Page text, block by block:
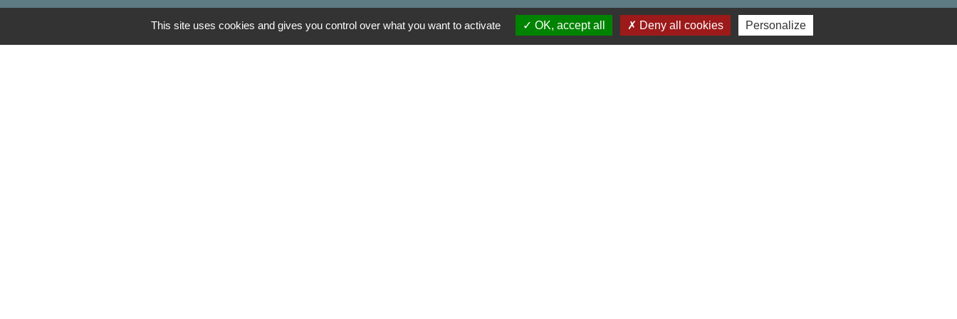
Contactez votre Mairie
Commune d'Haudivillers
This site uses cookies and gives you control over what you want to activate OK, accept all Deny all cookies Personalize